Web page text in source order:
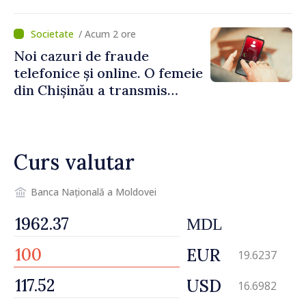
Moldova”
/ Acum 2 ore
Noi cazuri de fraude
telefonice și online. O femeie
din Chișinău a transmis
Curs valutar
Banca Națională a Moldovei
MDL
EUR 19.6237
USD 16.6982